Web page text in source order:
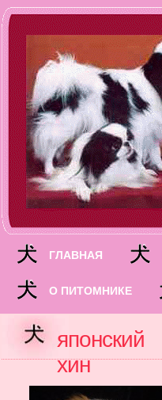
ГЛАВНАЯ
О ПИТОМНИКЕ
японский
хин